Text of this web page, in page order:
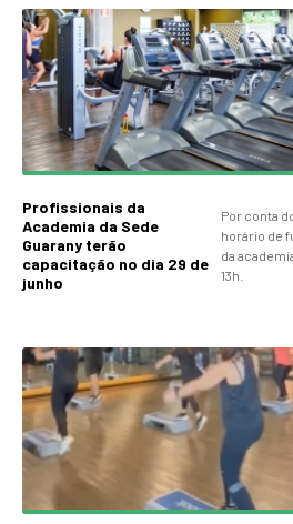
Profissionais da
Academia da Sede
Guarany terão
capacitação no dia 29 de
junho
Por conta
horário de
da
13h.